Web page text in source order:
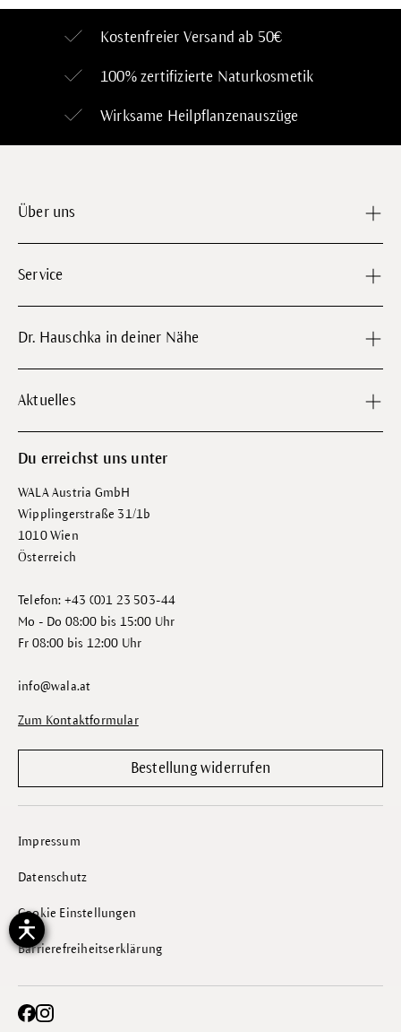
Kostenfreier Versand ab 50€
100% zertifizierte Naturkosmetik
Wirksame Heilpflanzenauszüge
Über uns
Service
Dr. Hauschka in deiner Nähe
Aktuelles
Du erreichst uns unter
WALA Austria GmbH
Wipplingerstraße 31/1b
1010 Wien
Österreich
Telefon: +43 (0)1 23 503-44
Mo - Do 08:00 bis 15:00 Uhr
Fr 08:00 bis 12:00 Uhr
info@wala.at
Zum Kontaktformular
Bestellung widerrufen
Impressum
Datenschutz
Cookie Einstellungen
Barrierefreiheitserklärung